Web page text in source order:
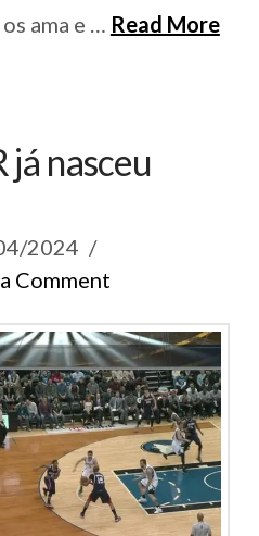
ama e … Read More
já nasceu
2024
Comment